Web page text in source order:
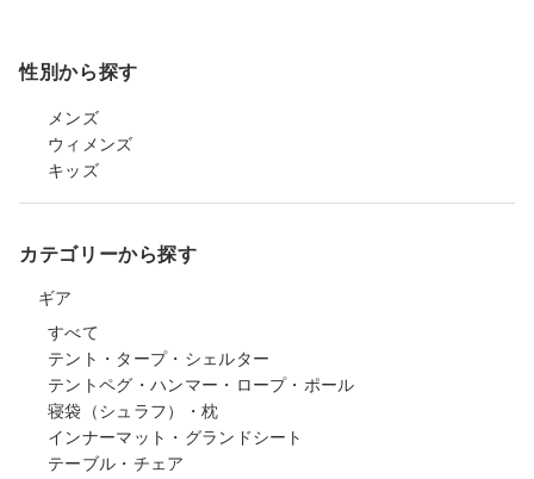
性別から探す
メンズ
ウィメンズ
キッズ
カテゴリーから探す
ギア
すべて
テント・タープ・シェルター
テントペグ・ハンマー・ロープ・ポール
寝袋（シュラフ）・枕
インナーマット・グランドシート
テーブル・チェア